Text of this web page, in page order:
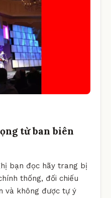
từ ban biên
bạn đọc hãy trang bị
thống, đối chiếu
và không được tự ý